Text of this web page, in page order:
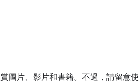
圖片、影片和書籍。不過，請留意使